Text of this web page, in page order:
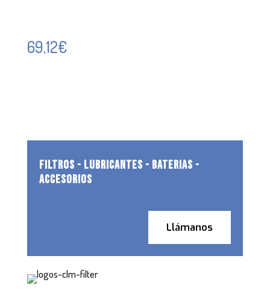
69,12€
FILTROS - LUBRICANTES - BATERIAS -
ACCESORIOS
Llámanos